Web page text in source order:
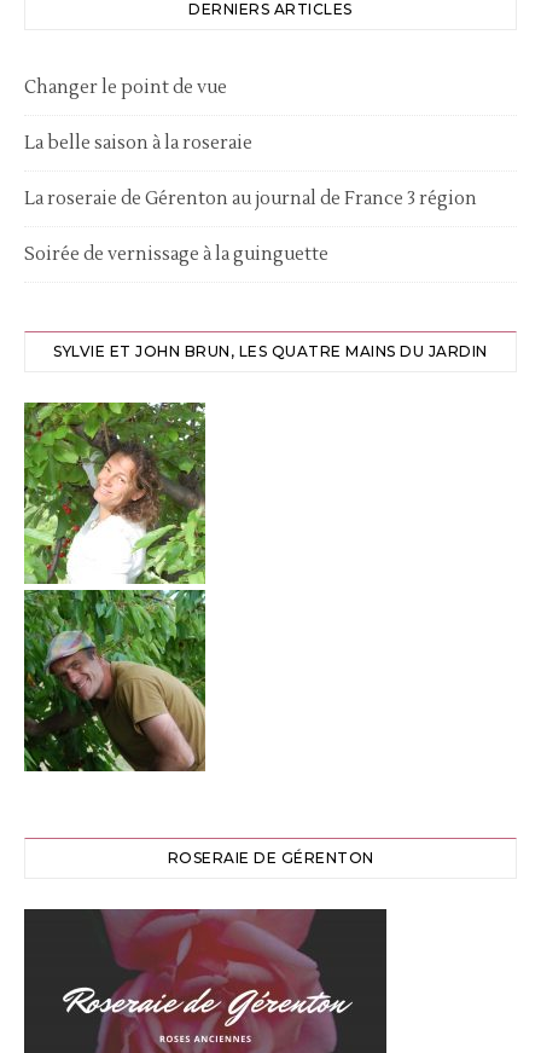
DERNIERS ARTICLES
Changer le point de vue
La belle saison à la roseraie
La roseraie de Gérenton au journal de France 3 région
Soirée de vernissage à la guinguette
SYLVIE ET JOHN BRUN, LES QUATRE MAINS DU JARDIN
ROSERAIE DE GÉRENTON